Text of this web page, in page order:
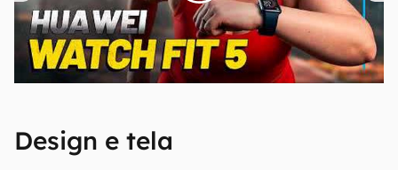
00:00/04:51
Design e tela